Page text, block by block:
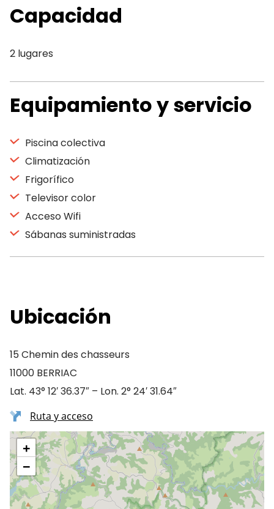
Capacidad
2 lugares
Equipamiento y servicio
Piscina colectiva
Climatización
Frigorífico
Televisor color
Acceso Wifi
Sábanas suministradas
Ubicación
15 Chemin des chasseurs
11000 BERRIAC
Lat. 43° 12′ 36.37″ – Lon. 2° 24′ 31.64″
Ruta y acceso
+
−